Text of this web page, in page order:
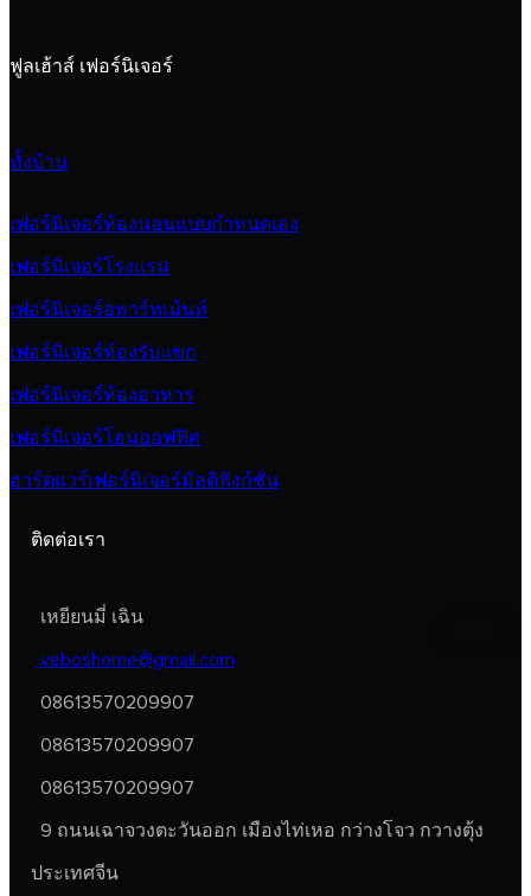
ฟูลเฮ้าส์ เฟอร์นิเจอร์
ทั้งบ้าน
เฟอร์นิเจอร์ห้องนอนแบบกำหนดเอง
เฟอร์นิเจอร์โรงแรม
เฟอร์นิเจอร์อพาร์ทเม้นท์
เฟอร์นิเจอร์ห้องรับแขก
เฟอร์นิเจอร์ห้องอาหาร
เฟอร์นิเจอร์โฮมออฟฟิศ
ฮาร์ดแวร์เฟอร์นิเจอร์มัลติฟังก์ชั่น
ติดต่อเรา
เหยียนมี่ เฉิน
veboshome@gmail.com
08613570209907
08613570209907
08613570209907
9 ถนนเฉาจวงตะวันออก เมืองไท่เหอ กว่างโจว กวางตุ้ง
ประเทศจีน